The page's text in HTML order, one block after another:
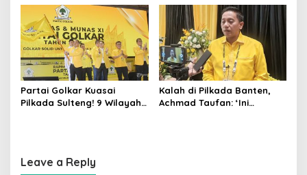
Agar Rakyat Jadi Aktor
Utama di Pemilu!
MK Tegaskan Hasil Pilgub
Partai Golkar Kuasai
Pilkada Sulteng! 9 Wilayah
Kalah di Pilkada Banten,
Achmad Taufan: ‘Ini
Leave a Reply